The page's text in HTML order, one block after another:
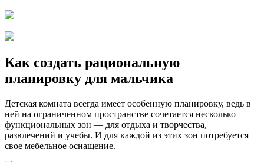
Как создать рациональную
планировку для мальчика
Детская комната всегда имеет особенную планировку, ведь в
ней на ограниченном пространстве сочетается несколько
функциональных зон — для отдыха и творчества,
развлечений и учебы. И для каждой из этих зон потребуется
свое мебельное оснащение.